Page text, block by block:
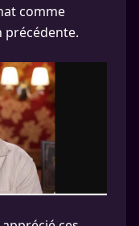
comme
précédente.